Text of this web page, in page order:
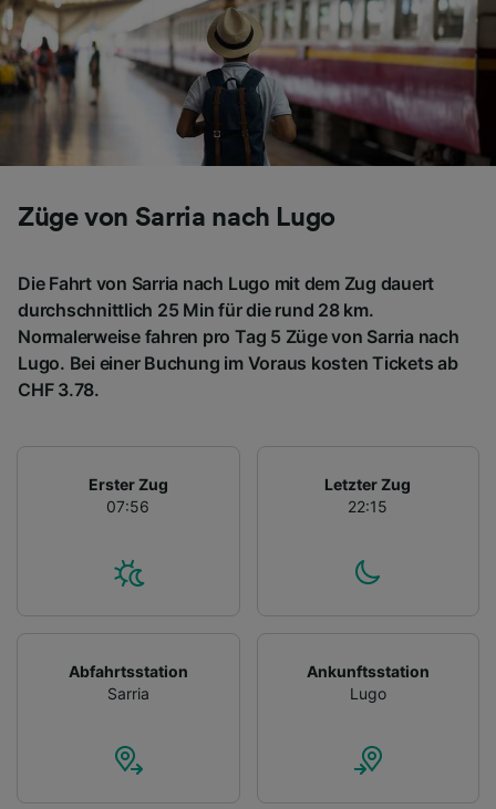
Züge von Sarria nach Lugo
Die Fahrt von Sarria nach Lugo mit dem Zug dauert
durchschnittlich 25 Min für die rund 28 km.
Normalerweise fahren pro Tag 5 Züge von Sarria nach
Lugo. Bei einer Buchung im Voraus kosten Tickets ab
CHF 3.78.
Erster Zug
07:56
Letzter Zug
22:15
Abfahrtsstation
Sarria
Ankunftsstation
Lugo
Folgendes bereitzustellen:
Verwendung genauer Standortdaten.
Endgeräteeigenschaften zur Identifikation
aktiv abfragen. Speichern von oder Zugriff auf
Informationen auf einem Endgerät.
Personalisierte Werbung und Inhalte, Messung
von Werbeleistung und der Performance von
Angeboten.